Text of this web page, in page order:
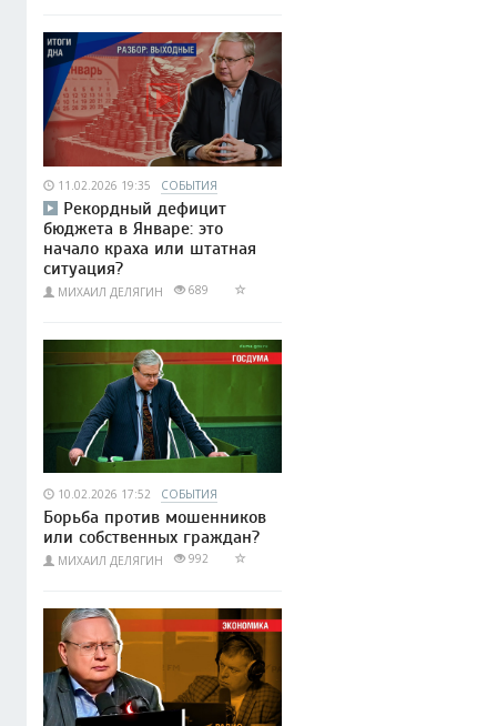
11.02.2026 19:35 СОБЫТИЯ
Рекордный дефицит
бюджета в Январе: это
начало краха или штатная
ситуация?
МИХАИЛ ДЕЛЯГИН 689
10.02.2026 17:52 СОБЫТИЯ
Борьба против мошенников
или собственных граждан?
МИХАИЛ ДЕЛЯГИН 992